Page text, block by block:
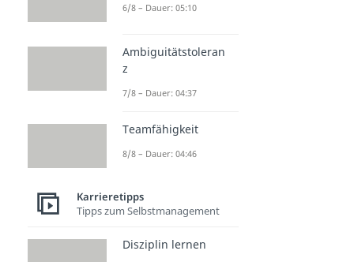
6/8 – Dauer: 05:10
Ambiguitätstoleran
z
7/8 – Dauer: 04:37
Teamfähigkeit
8/8 – Dauer: 04:46
Karrieretipps
Tipps zum Selbstmanagement
Disziplin lernen